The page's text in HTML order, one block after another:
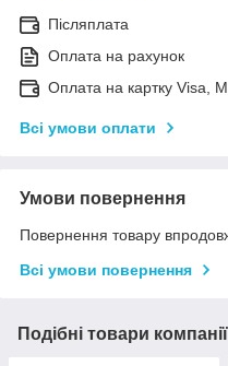
Післяплата
Оплата на рахунок
Оплата на картку Visa,
Всі умови оплати
Умови повернення
Повернення товару
Всі умови повернення
Подібні товари компанії